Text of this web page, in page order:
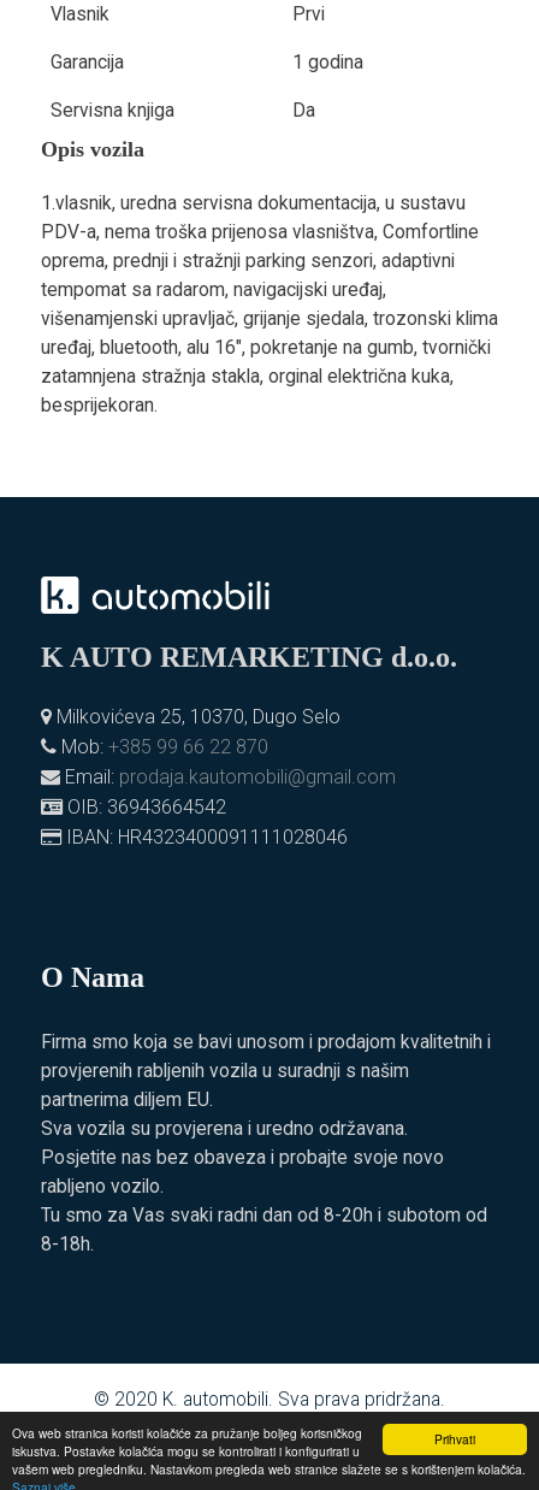
Prihvati
Ova web stranica koristi kolačiće za pružanje boljeg korisničkog
iskustva. Postavke kolačića mogu se kontrolirati i konfigurirati u
vašem web pregledniku. Nastavkom pregleda web stranice slažete se s korištenjem kolačića.
Vlasnik Prvi
Garancija 1 godina
Servisna knjiga Da
Opis vozila
1.vlasnik, uredna servisna dokumentacija, u sustavu
PDV-a, nema troška prijenosa vlasništva, Comfortline
oprema, prednji i stražnji parking senzori, adaptivni
tempomat sa radarom, navigacijski uređaj,
višenamjenski upravljač, grijanje sjedala, trozonski klima
uređaj, bluetooth, alu 16", pokretanje na gumb, tvornički
zatamnjena stražnja stakla, orginal električna kuka,
besprijekoran.
K AUTO REMARKETING d.o.o.
Milkovićeva 25, 10370, Dugo Selo
Mob: +385 99 66 22 870
Email: prodaja.kautomobili@gmail.com
OIB: 36943664542
IBAN: HR4323400091111028046
O Nama
Firma smo koja se bavi unosom i prodajom kvalitetnih i
provjerenih rabljenih vozila u suradnji s našim
partnerima diljem EU.
Sva vozila su provjerena i uredno održavana.
Posjetite nas bez obaveza i probajte svoje novo
rabljeno vozilo.
Tu smo za Vas svaki radni dan od 8-20h i subotom od
8-18h.
© 2020 K. automobili. Sva prava pridržana.